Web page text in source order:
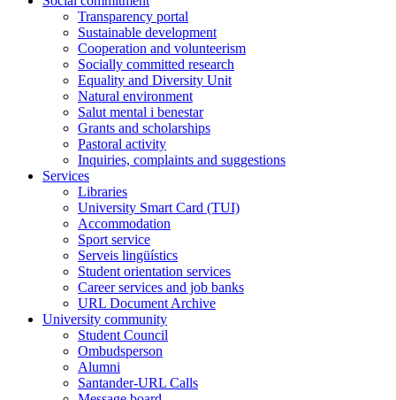
Transparency portal
Sustainable development
Cooperation and volunteerism
Socially committed research
Equality and Diversity Unit
Natural environment
Salut mental i benestar
Grants and scholarships
Pastoral activity
Inquiries, complaints and suggestions
Services
Libraries
University Smart Card (TUI)
Accommodation
Sport service
Serveis lingüístics
Student orientation services
Career services and job banks
URL Document Archive
University community
Student Council
Ombudsperson
Alumni
Santander-URL Calls